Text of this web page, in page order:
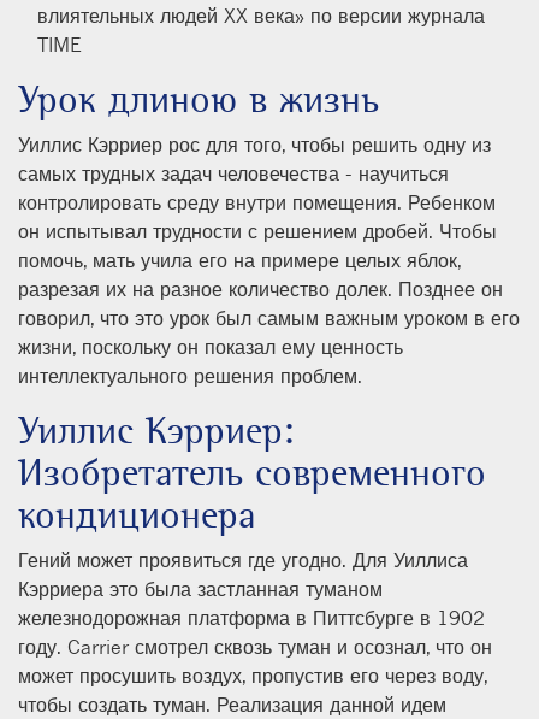
влиятельных людей XX века» по версии журнала
TIME
Урок длиною в жизнь
Уиллис Кэрриер рос для того, чтобы решить одну из
самых трудных задач человечества - научиться
контролировать среду внутри помещения. Ребенком
он испытывал трудности с решением дробей. Чтобы
помочь, мать учила его на примере целых яблок,
разрезая их на разное количество долек. Позднее он
говорил, что это урок был самым важным уроком в его
жизни, поскольку он показал ему ценность
интеллектуального решения проблем.
Уиллис Кэрриер:
Изобретатель современного
кондиционера
Гений может проявиться где угодно. Для Уиллиса
Кэрриера это была застланная туманом
железнодорожная платформа в Питтсбурге в 1902
году. Carrier смотрел сквозь туман и осознал, что он
может просушить воздух, пропустив его через воду,
чтобы создать туман. Реализация данной идем